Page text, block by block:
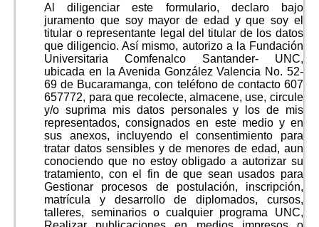
Al diligenciar este formulario, declaro bajo
juramento que soy mayor de edad y que soy el
titular o representante legal del titular de los datos
que diligencio. Así mismo, autorizo a la Fundación
Universitaria Comfenalco Santander- UNC,
ubicada en la Avenida González Valencia No. 52-
69 de Bucaramanga, con teléfono de contacto 607
657772, para que recolecte, almacene, use, circule
y/o suprima mis datos personales y los de mis
representados, consignados en este medio y en
sus anexos, incluyendo el consentimiento para
tratar datos sensibles y de menores de edad, aun
conociendo que no estoy obligado a autorizar su
tratamiento, con el fin de que sean usados para
Gestionar procesos de postulación, inscripción,
matrícula y desarrollo de diplomados, cursos,
talleres, seminarios o cualquier programa UNC,